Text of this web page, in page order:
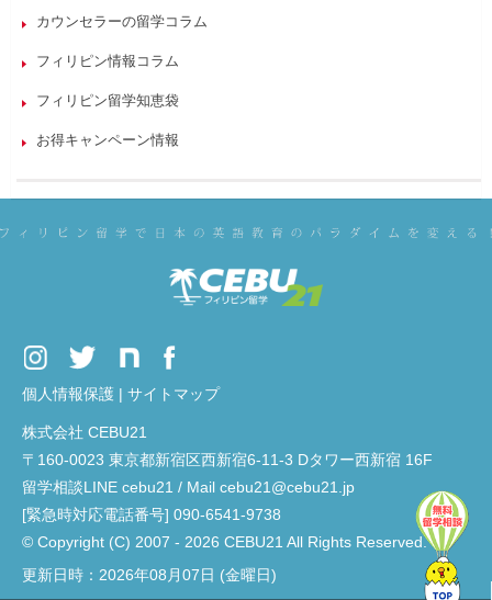
カウンセラーの留学コラム
フィリピン情報コラム
フィリピン留学知恵袋
お得キャンペーン情報
個人情報保護 | サイトマップ
株式会社 CEBU21
〒160-0023 東京都新宿区西新宿6-11-3 Dタワー西新宿 16F
留学相談LINE cebu21 / Mail cebu21@cebu21.jp
[緊急時対応電話番号] 090-6541-9738
© Copyright (C) 2007 - 2026 CEBU21 All Rights Reserved.
更新日時：2026年08月07日 (金曜日)